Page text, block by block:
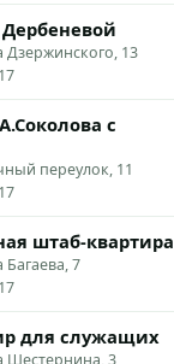
Дзержинского, 13
с
переулок, 11
штаб-квартира
7
для служащих
Шестернина, 3